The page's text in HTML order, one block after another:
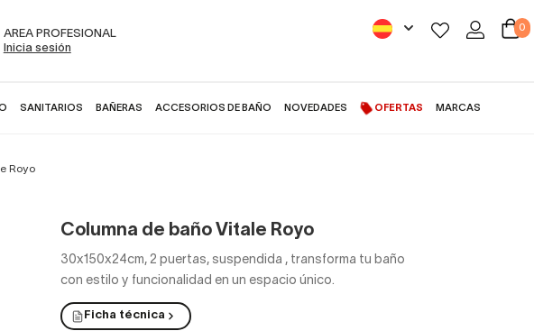
AREA PROFESIONAL
Inicia sesión
0
SANITARIOS BAÑERAS ACCESORIOS DE BAÑO NOVEDADES OFERTAS MARCAS
Royo
Columna de baño Vitale Royo
30x150x24cm, 2 puertas, suspendida , transforma tu baño
con estilo y funcionalidad en un espacio único.
Ficha técnica